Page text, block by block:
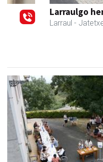
Larraulgo herri ostatua
Larraul - Jatetxeak